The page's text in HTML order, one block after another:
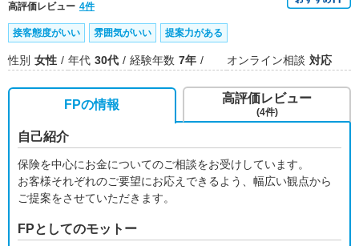
高評価レビュー 4件
接客態度がいい 雰囲気がいい 提案力がある
性別 女性 年代 30代 経験年数 7年 オンライン相談 対応
FPの情報
自己紹介
保険を中心にお金についてのご相談をお受けしています。
お客様それぞれのご要望にお応えできるよう、幅広い観点から
ご提案をさせていただきます。
FPとしてのモットー
高評価レビュー
(4件)